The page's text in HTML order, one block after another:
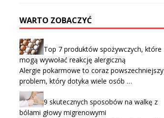
WARTO ZOBACZYĆ
Top 7 produktów spożywczych, które
mogą wywołać reakcję alergiczną
Alergie pokarmowe to coraz powszechniejszy
problem, który dotyka wiele osób …
9 skutecznych sposobów na walkę z
bólami głowy migrenowymi